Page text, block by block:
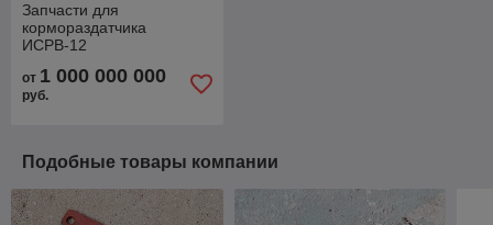
Запчасти для
кормораздатчика
ИСРВ-12
от 1 000 000 000
руб.
Подобные товары компании